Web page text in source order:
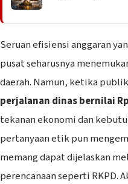
Seruan efisiensi anggaran
pusat seharusnya
daerah. Namun, ketika
perjalanan dinas bernilai
tekanan ekonomi dan
pertanyaan etik pun
memang dapat dijelaskan
perencanaan seperti RKPD.